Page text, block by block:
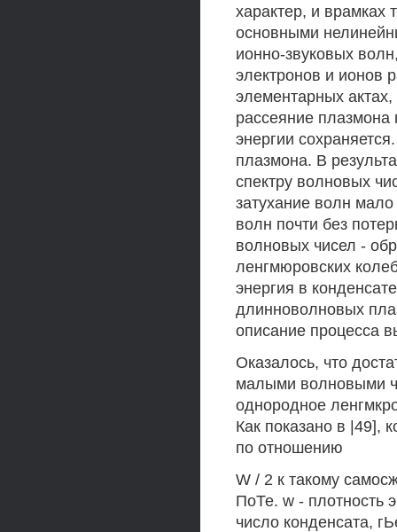
характер, и врамках
основными
ионно-звуковых
электронов и ионов
элементарных
рассеяние плазмона
энергии
плазмона. В
спектру волновых
затухание волн
волн почти без
волновых чисел -
ленгмюровских
энергия в
длинноволновых
описание процесса
Оказалось, что
малыми волновыми
однородное
Как показано в |49],
по отношению
W / 2 к такому
ПоТе. w - плотность
число конденсата,